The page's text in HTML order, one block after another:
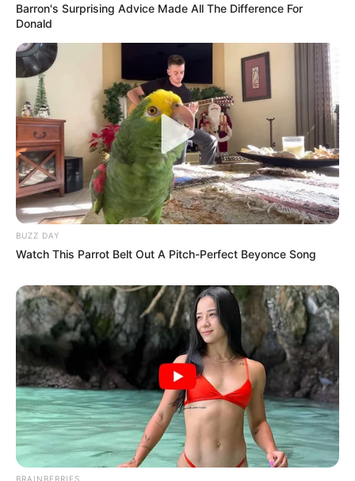
Barron's Surprising Advice Made All The Difference For
Donald
BUZZ DAY
Watch This Parrot Belt Out A Pitch-Perfect Beyonce Song
BRAINBERRIES